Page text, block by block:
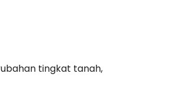
tingkat tanah,